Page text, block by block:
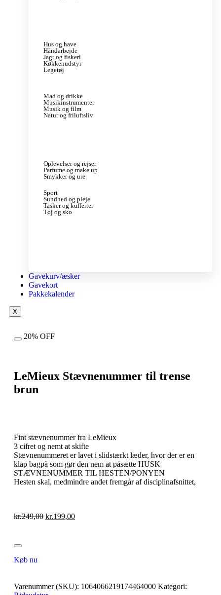
Hus og have
Håndarbejde
Jagt og fiskeri
Køkkenudstyr
Legetøj
Mad og drikke
Musikinstrumenter
Musik og film
Natur og friluftsliv
Oplevelser og rejser
Parfume og make up
Smykker og ure
Sport
Sundhed og pleje
Tasker og kufferter
Tøj og sko
Gavekurv/æsker
Gavekort
Pakkekalender
X
20% OFF
LeMieux Stævnenummer til trense
brun
Fint stævnenummer fra LeMieux
3 cifret og nemt at skifte
Stævnenummeret er lavet i slidstærkt læder, hvor der er en
klap bagpå som gør den nem at påsætte HUSK
STÆVNENUMMER TIL HESTEN/PONYEN
Hesten skal, medmindre andet fremgår af disciplinafsnittet,
kr.249,00 kr.199,00
Køb nu
Varenummer (SKU): 1064066219174464000 Kategori: